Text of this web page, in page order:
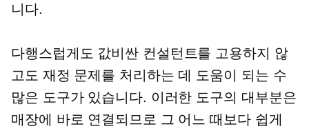
니다.
다행스럽게도 값비싼 컨설턴트를 고용하지 않
고도 재정 문제를 처리하는 데 도움이 되는 수
많은 도구가 있습니다. 이러한 도구의 대부분은
매장에 바로 연결되므로 그 어느 때보다 쉽게 ​​